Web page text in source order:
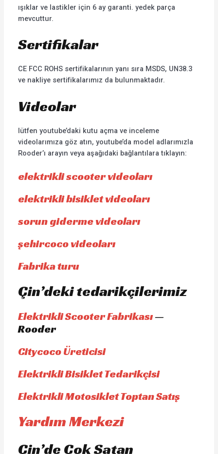
ışıklar ve lastikler için 6 ay garanti. yedek parça
mevcuttur.
Sertifikalar
CE FCC ROHS sertifikalarının yanı sıra MSDS, UN38.3
ve nakliye sertifikalarımız da bulunmaktadır.
Videolar
lütfen youtube’daki kutu açma ve inceleme
videolarımıza göz atın, youtube’da model adlarımızla
Rooder’ı arayın veya aşağıdaki bağlantılara tıklayın:
elektrikli scooter videoları
elektrikli bisiklet videoları
sorun giderme videoları
şehircoco videoları
Fabrika turu
Çin’deki tedarikçilerimiz
Elektrikli Scooter Fabrikası—
Rooder
Citycoco Üreticisi
Elektrikli Bisiklet Tedarikçisi
Elektrikli Motosiklet Toptan Satış
Yardım Merkezi
Çin’de Çok Satan